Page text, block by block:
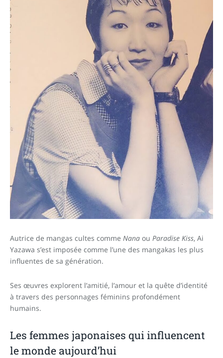
Autrice de mangas cultes comme Nana ou Paradise Kiss, Ai
Yazawa s’est imposée comme l’une des mangakas les plus
influentes de sa génération.
Ses œuvres explorent l’amitié, l’amour et la quête d’identité
à travers des personnages féminins profondément
humains.
Les femmes japonaises qui influencent
le monde aujourd’hui